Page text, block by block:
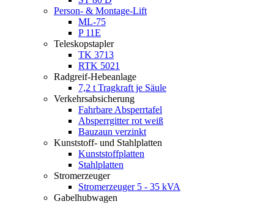
Person- & Montage-Lift
ML-75
P 11E
Teleskopstapler
TK 3713
RTK 5021
Radgreif-Hebeanlage
7,2 t Tragkraft je Säule
Verkehrsabsicherung
Fahrbare Absperrtafel
Absperrgitter rot weiß
Bauzaun verzinkt
Kunststoff- und Stahlplatten
Kunststoffplatten
Stahlplatten
Stromerzeuger
Stromerzeuger 5 - 35 kVA
Gabelhubwagen